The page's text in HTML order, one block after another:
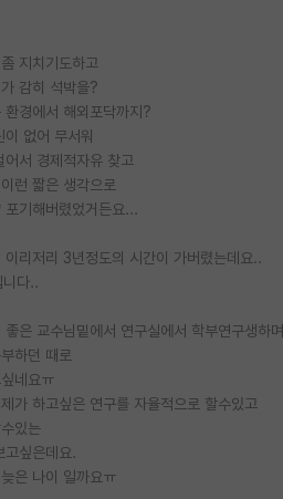
지치기도하고
감히 석박을?
환경에서 해외포닥까지?
없어 무서워
어서 경제적자유 찾고
런 짧은 생각으로
포기해버렸었거든요...
이리저리 3년정도의 시간이 가버렸는데요..
니다..
좋은 교수님밑에서 연구실에서 학부연구생하며
하던 때로
네요ㅠ
가 하고싶은 연구를 자율적으로 할수있고
있는
고싶은데요.
은 나이 일까요ㅠ